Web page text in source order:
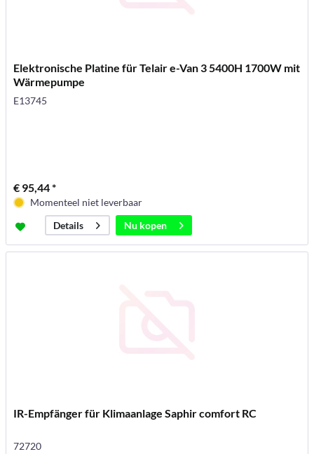
Elektronische Platine für Telair e-Van 3 5400H 1700W mit
Wärmepumpe
E13745
€ 95,44 *
Momenteel niet leverbaar
Details
Nu kopen
IR-Empfänger für Klimaanlage Saphir comfort RC
72720